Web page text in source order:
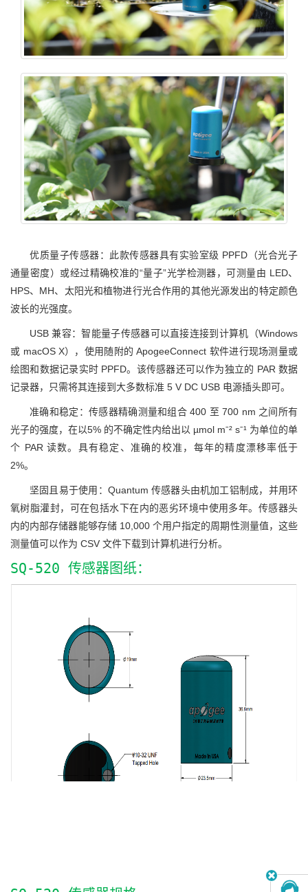
优质量子传感器：此款传感器具有实验室级 PPFD（光合光子
通量密度）或经过精确校准的“量子”光学检测器，可测量由 LED、
HPS、MH、太阳光和植物进行光合作用的其他光源发出的特定颜色
波长的光强度。
USB 兼容：智能量子传感器可以直接连接到计算机（Windows
或 macOS X），使用随附的 ApogeeConnect 软件进行现场测量或
绘图和数据记录实时 PPFD。该传感器还可以作为独立的 PAR 数据
记录器，只需将其连接到大多数标准 5 V DC USB 电源插头即可。
准确和稳定：传感器精确测量和组合 400 至 700 nm 之间所有
光子的强度，在以5% 的不确定性内给出以 µmol mˉ² sˉ¹ 为单位的单
个 PAR 读数。具有稳定、准确的校准，每年的精度漂移率低于
2%。
坚固且易于使用：Quantum 传感器头由机加工铝制成，并用环
氧树脂灌封，可在包括水下在内的恶劣环境中使用多年。传感器头
内的内部存储器能够存储 10,000 个用户指定的周期性测量值，这些
测量值可以作为 CSV 文件下载到计算机进行分析。
SQ-520 传感器图纸：